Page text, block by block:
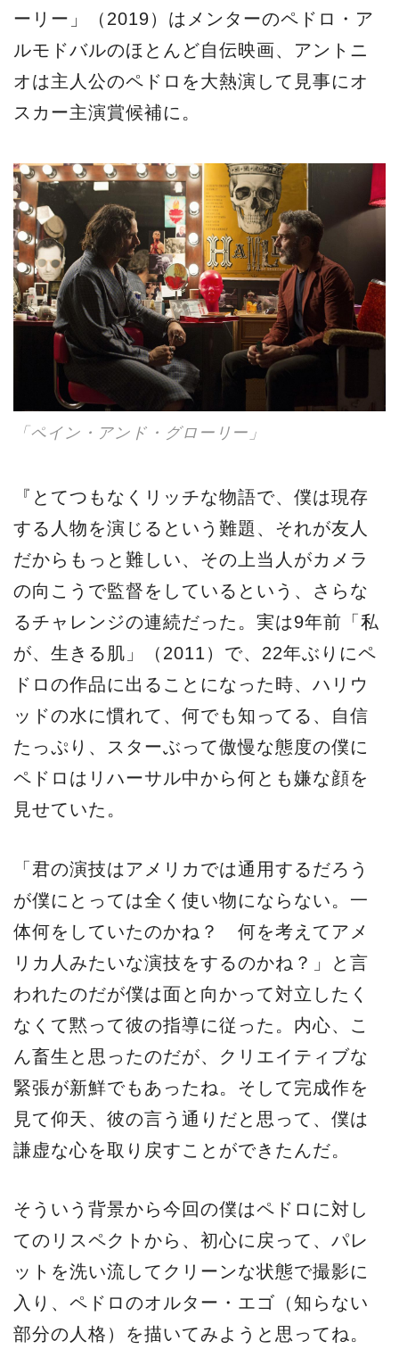
ーリー」（2019）はメンターのペドロ・ア
ルモドバルのほとんど自伝映画、アントニ
オは主人公のペドロを大熱演して見事にオ
スカー主演賞候補に。
「ペイン・アンド・グローリー」
『とてつもなくリッチな物語で、僕は現存
する人物を演じるという難題、それが友人
だからもっと難しい、その上当人がカメラ
の向こうで監督をしているという、さらな
るチャレンジの連続だった。実は9年前「私
が、生きる肌」（2011）で、22年ぶりにペ
ドロの作品に出ることになった時、ハリウ
ッドの水に慣れて、何でも知ってる、自信
たっぷり、スターぶって傲慢な態度の僕に
ペドロはリハーサル中から何とも嫌な顔を
見せていた。
「君の演技はアメリカでは通用するだろう
が僕にとっては全く使い物にならない。一
体何をしていたのかね？ 何を考えてアメ
リカ人みたいな演技をするのかね？」と言
われたのだが僕は面と向かって対立したく
なくて黙って彼の指導に従った。内心、こ
ん畜生と思ったのだが、クリエイティブな
緊張が新鮮でもあったね。そして完成作を
見て仰天、彼の言う通りだと思って、僕は
謙虚な心を取り戻すことができたんだ。
そういう背景から今回の僕はペドロに対し
てのリスペクトから、初心に戻って、パレ
ットを洗い流してクリーンな状態で撮影に
入り、ペドロのオルター・エゴ（知らない
部分の人格）を描いてみようと思ってね。